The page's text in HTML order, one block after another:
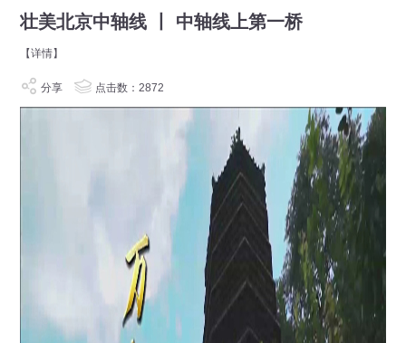
壮美北京中轴线 丨 中轴线上第一桥
【详情】
分享 点击数：2872